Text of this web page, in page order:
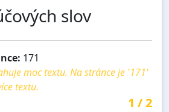
slov
171
moc textu. Na stránce je '171'
textu.
1 /2